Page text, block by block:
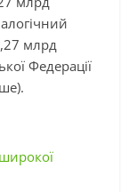
млрд
Федерації